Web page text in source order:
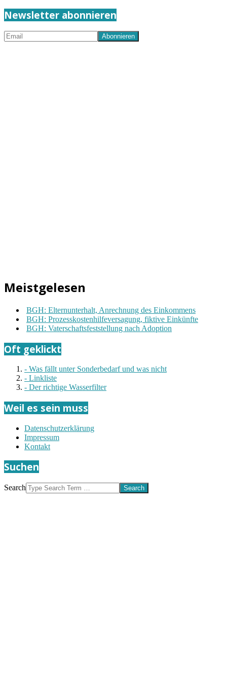
Newsletter abonnieren
Meistgelesen
BGH: Elternunterhalt, Anrechnung des Einkommens
BGH: Prozesskostenhilfeversagung, fiktive Einkünfte
BGH: Vaterschaftsfeststellung nach Adoption
Oft geklickt
- Was fällt unter Sonderbedarf und was nicht
- Linkliste
- Der richtige Wasserfilter
Weil es sein muss
Datenschutzerklärung
Impressum
Kontakt
Suchen
Search